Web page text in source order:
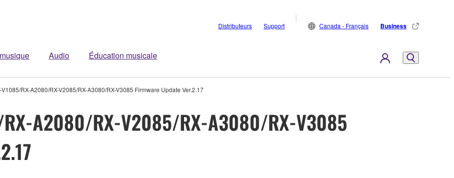
Audio Éducation musicale
Distributeurs Support Canada - Français Business
V1085/RX-A2080/RX-V2085/RX-A3080/RX-V3085 Firmware Update Ver.2.17
A2080/RX-V2085/RX-A3080/RX-V3085